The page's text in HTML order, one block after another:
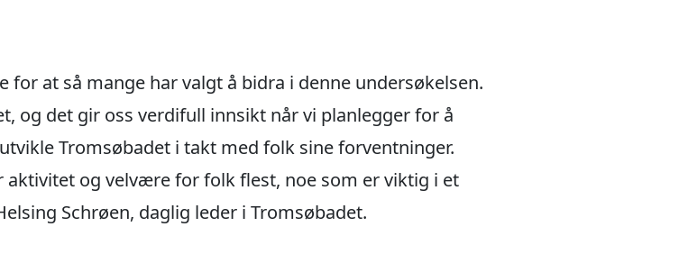
for at så mange har valgt å bidra i denne undersøkelsen.
og det gir oss verdifull innsikt når vi planlegger for å
Tromsøbadet i takt med folk sine forventninger.
og velvære for folk flest, noe som er viktig i et
Schrøen, daglig leder i Tromsøbadet.